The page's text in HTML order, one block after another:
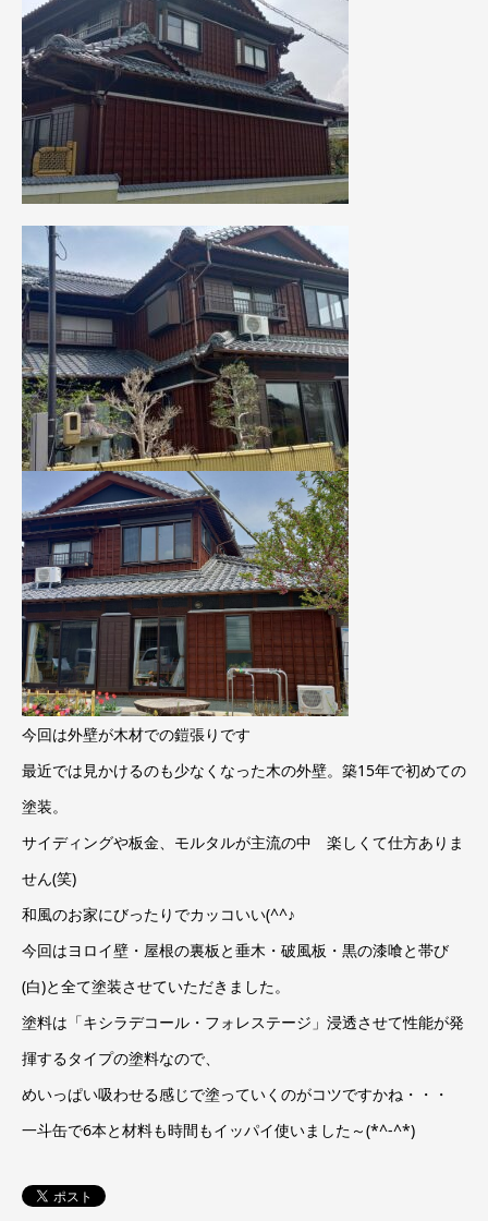
今回は外壁が木材での鎧張りです
最近では見かけるのも少なくなった木の外壁。築15年で初めての
塗装。
サイディングや板金、モルタルが主流の中 楽しくて仕方ありま
せん(笑)
和風のお家にびったりでカッコいい(^^♪
今回はヨロイ壁・屋根の裏板と垂木・破風板・黒の漆喰と帯び
(白)と全て塗装させていただきました。
塗料は「キシラデコール・フォレステージ」浸透させて性能が発
揮するタイプの塗料なので、
めいっぱい吸わせる感じで塗っていくのがコツですかね・・・
一斗缶で6本と材料も時間もイッパイ使いました～(*^-^*)